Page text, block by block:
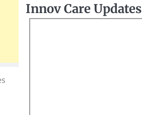
Innov Care Updates